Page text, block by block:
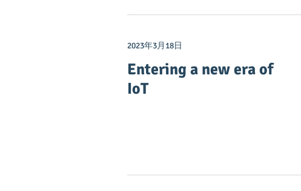
2023年3月18日
Entering a new era of
IoT